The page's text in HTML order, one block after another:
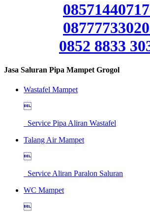
0852 8833
Jasa Saluran Pipa Mampet Grogol
Wastafel Mampet

Service Pipa Aliran Wastafel
Talang Air Mampet

Service Aliran Paralon Saluran
WC Mampet
